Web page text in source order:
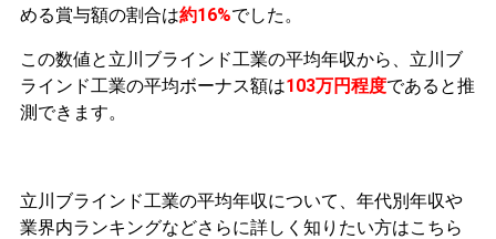
める賞与額の割合は約16%でした。
この数値と立川ブラインド工業の平均年収から、立川ブ
ラインド工業の平均ボーナス額は103万円程度であると推
測できます。
立川ブラインド工業の平均年収について、年代別年収や
業界内ランキングなどさらに詳しく知りたい方はこちら